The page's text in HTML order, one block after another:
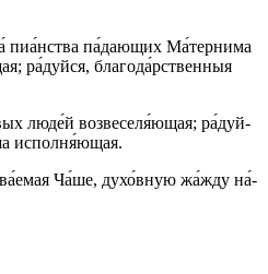
пиа́нства па́дающих Ма́тернима
ра́­дуй­ся, благода́рственныя
лю­де́й возвеселя́ющая; ра́­дуй­
исполня́ющая.
Ча́ше, духо́вную жа́жду на́­